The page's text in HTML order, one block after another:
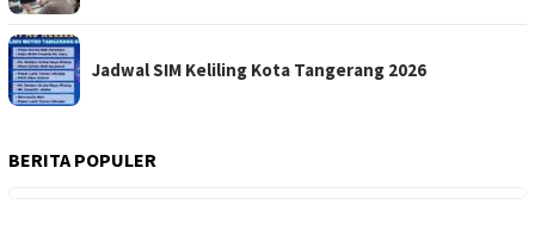
Jadwal SIM Keliling Kota Tangerang 2026
BERITA POPULER